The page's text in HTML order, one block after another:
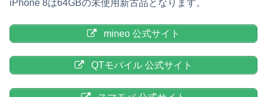
iPhone 8は64GBの未使用新古品となります。
mineo 公式サイト
QTモバイル 公式サイト